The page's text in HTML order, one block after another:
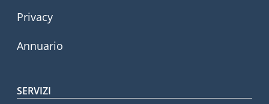
Privacy
Annuario
SERVIZI